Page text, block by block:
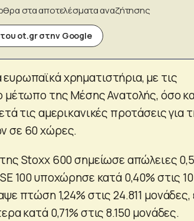
στα αποτελέσματα αναζήτησης
ot.gr στην Google
ευρωπαϊκά χρηματιστήρια, με τις
μέτωπο της Μέσης Ανατολής, όσο
τις αμερικανικές προτάσεις για
σε 60 χώρες.
Stoxx 600 σημείωσε απώλειες
100 υποχώρησε κατά 0,40% στις
πτώση 1,24% στις 24.811
κατά 0,71% στις 8.150 μονάδες.